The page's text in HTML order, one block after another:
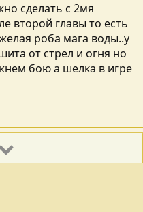
сделать с 2мя
второй главы то есть
роба мага воды..у
от стрел и огня но
бою а шелка в игре